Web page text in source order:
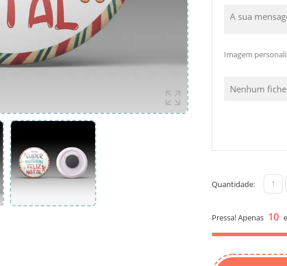
Imagem
Nenhum
Quantidade:
Pressa! Apenas 10